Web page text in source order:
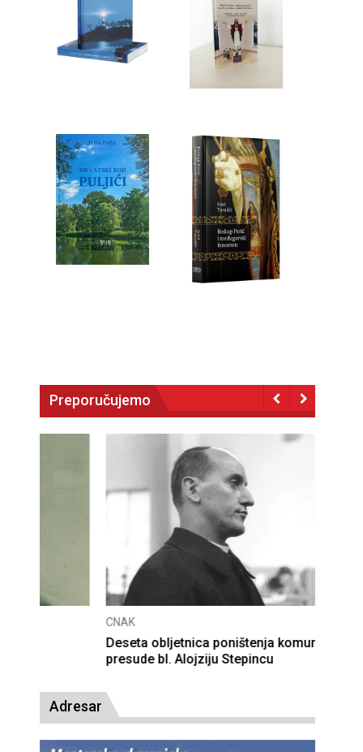
Preporučujemo
Deseta obljetnica poništenja komunističke
presude bl. Alojziju Stepincu
Adresar